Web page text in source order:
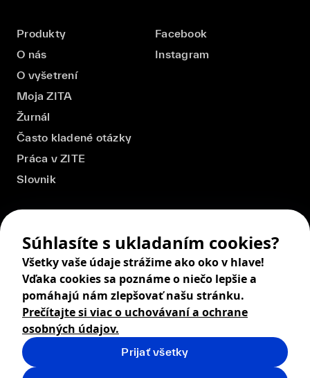
Produkty
O nás
O vyšetrení
Moja ZITA
Žurnál
Často kladené otázky
Práca v ZITE
Slovnik
Facebook
Instagram
© 2026 ZITA, design by khn office,
Digital products by
Súhlasíte s ukladaním cookies?
Všetky vaše údaje strážime ako oko v hlave!
Vďaka cookies sa poznáme o niečo lepšie a
pomáhajú nám zlepšovať našu stránku.
Prečítajte si viac o uchovávaní a ochrane
osobných údajov.
Prijať všetky